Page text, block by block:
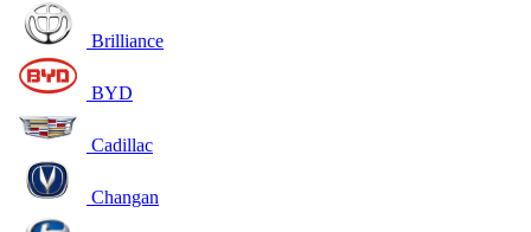
Brilliance
BYD
Cadillac
Changan